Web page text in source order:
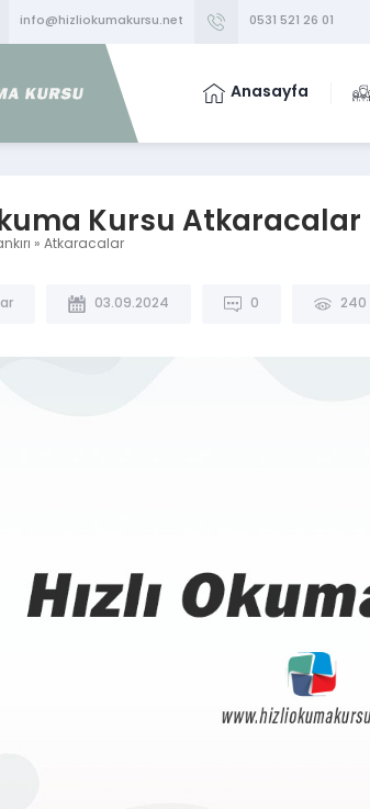
info@hizliokumakursu.net 0531 521 26 01
Anasayfa
Kursu Atkaracalar
» Atkaracalar
03.09.2024 0 240